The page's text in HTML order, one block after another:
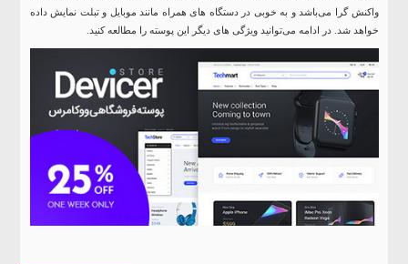
واکنش گرا می‌باشد و به خوبی در دستگاه های همراه مانند موبایل و تبلت نمایش داده
خواهد شد. در ادامه می‌توانید ویژگی های دیگر این پوسته را مطالعه کنید.